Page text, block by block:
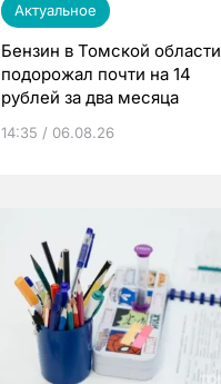
Актуальное
Бензин в Томской области
подорожал почти на 14
рублей за два месяца
14:35 / 06.08.26